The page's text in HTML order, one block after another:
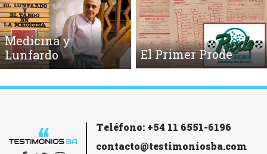
Medicina y
Lunfardo
El Primer Prode
Teléfono: +54 11 6551-6196
contacto@testimoniosba.com